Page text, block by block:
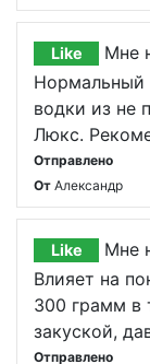
Like
Мне
Нормальный
водки из не
Люкс.
Отправлено
От Александр
Like
Мне
Влияет на
300 грамм в
закуской,
Отправлено